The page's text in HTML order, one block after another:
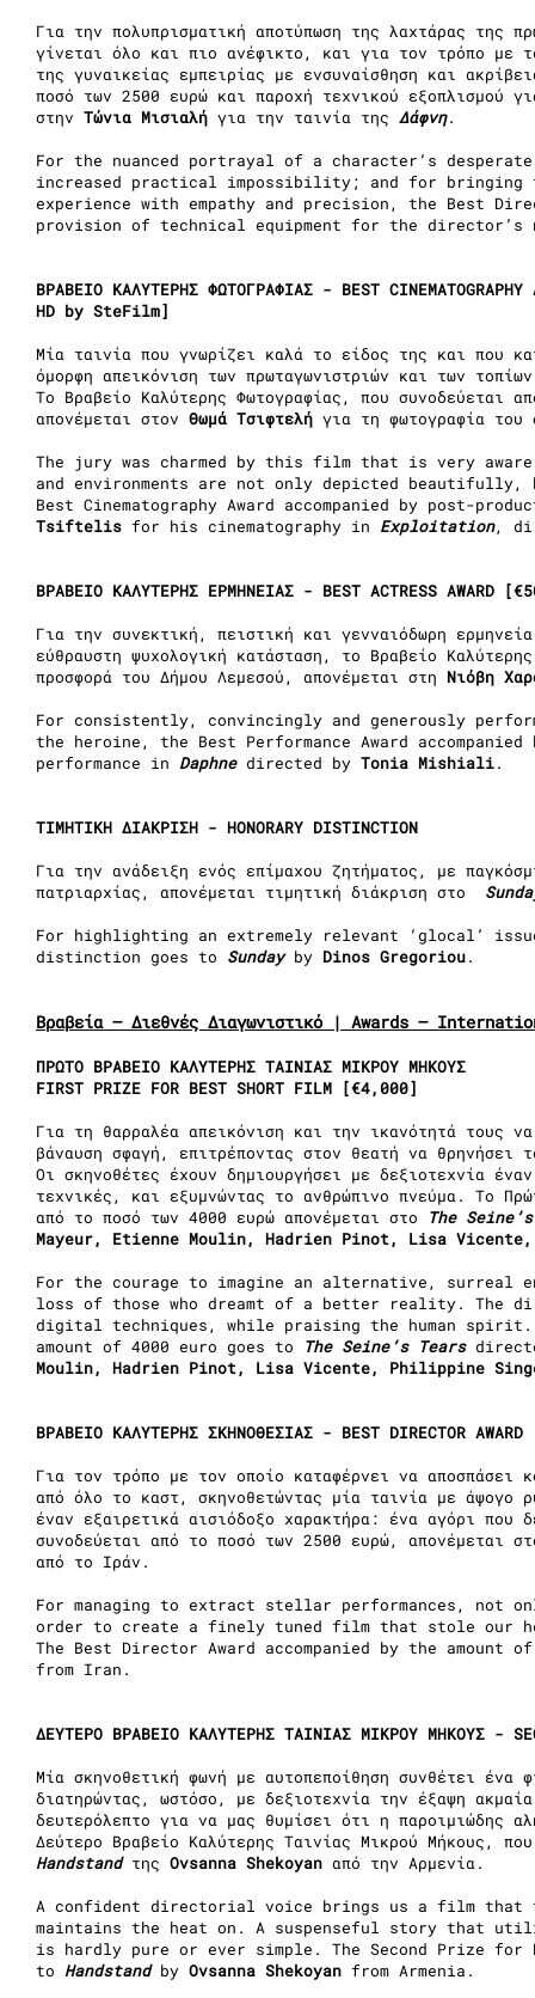
Για την πολυπρισματική αποτύπωση της λαχτάρας της
γίνεται όλο και πιο ανέφικτο, και για τον τρόπο με
της γυναικείας εμπειρίας με ενσυναίσθηση και
ποσό των 2500 ευρώ και παροχή τεχνικού εξοπλισμού
στην Τώνια Μισιαλή για την ταινία της Δάφνη.
For the nuanced portrayal of a character’s
increased practical impossibility; and for
experience with empathy and precision, the Best
provision of technical equipment for the
ΒΡΑΒΕΙΟ ΚΑΛΥΤΕΡΗΣ ΦΩΤΟΓΡΑΦΙΑΣ - BEST
HD by SteFilm]
Μία ταινία που γνωρίζει καλά το είδος της και που
όμορφη απεικόνιση των πρωταγωνιστριών και των
Το Βραβείο Καλύτερης Φωτογραφίας, που
απονέμεται στον Θωμά Τσιφτελή για τη φωτογραφία
The jury was charmed by this film that is very
and environments are not only depicted
Best Cinematography Award accompanied by post-
Tsiftelis for his cinematography in Exploitation,
ΒΡΑΒΕΙΟ ΚΑΛΥΤΕΡΗΣ ΕΡΜΗΝΕΙΑΣ - BEST ACTRESS
Για την συνεκτική, πειστική και γενναιόδωρη
εύθραυστη ψυχολογική κατάσταση, το Βραβείο
προσφορά του Δήμου Λεμεσού, απονέμεται στη Νιόβη
For consistently, convincingly and generously
the heroine, the Best Performance Award
performance in Daphnedirected by Tonia Mishiali.
ΤΙΜΗΤΙΚΗ ΔΙΑΚΡΙΣΗ - HONORARY DISTINCTION
Για την ανάδειξη ενός επίμαχου ζητήματος, με
πατριαρχίας, απονέμεται τιμητική διάκριση στο
For highlighting an extremely relevant ‘glocal’
distinction goes to Sundayby Dinos Gregoriou.
Βραβεία – Διεθνές Διαγωνιστικό | Awards –
ΠΡΩΤΟ ΒΡΑΒΕΙΟ ΚΑΛΥΤΕΡΗΣ ΤΑΙΝΙΑΣ ΜΙΚΡΟΥ ΜΗΚΟΥΣ
FIRST PRIZE FOR BEST SHORT FILM [€4,000]
Για τη θαρραλέα απεικόνιση και την ικανότητά τους
βάναυση σφαγή, επιτρέποντας στον θεατή να θρηνήσει
Οι σκηνοθέτες έχουν δημιουργήσει με δεξιοτεχνία
τεχνικές, και εξυμνώντας το ανθρώπινο πνεύμα. Το
από το ποσό των 4000 ευρώ απονέμεται στο
The
Mayeur, Etienne Moulin, Hadrien Pinot, Lisa
For the courage to imagine an alternative, surreal
loss of those who dreamt of a better reality. The
digital techniques, while praising the human
amount of 4000 euro goes to
The Seine’s Tears
Moulin, Hadrien Pinot, Lisa Vicente, Philippine
ΒΡΑΒΕΙΟ ΚΑΛΥΤΕΡΗΣ ΣΚΗΝΟΘΕΣΙΑΣ - BEST DIRECTOR
Για τον τρόπο με τον οποίο καταφέρνει να αποσπάσει
από όλο το καστ, σκηνοθετώντας μία ταινία με άψογο
έναν εξαιρετικά αισιόδοξο χαρακτήρα: ένα αγόρι
συνοδεύεται από το ποσό των 2500 ευρώ, απονέμεται
από το Ιράν.
For managing to extract stellar performances,
order to create a finely tuned film that stole our
The Best Director Award accompanied by the amount
from Iran.
ΔΕΥΤΕΡΟ ΒΡΑΒΕΙΟ ΚΑΛΥΤΕΡΗΣ ΤΑΙΝΙΑΣ ΜΙΚΡΟΥ ΜΗΚΟΥΣ -
Μία σκηνοθετική φωνή με αυτοπεποίθηση συνθέτει
διατηρώντας, ωστόσο, με δεξιοτεχνία την έξαψη
δευτερόλεπτο για να μας θυμίσει ότι η παροιμιώδης
Δεύτερο Βραβείο Καλύτερης Ταινίας Μικρού Μήκους,
Handstandτης Ovsanna Shekoyan από την Αρμενία.
A confident directorial voice brings us a film that
maintains the heat on. A suspenseful story that
is hardly pure or ever simple. The Second Prize for
to Handstandby Ovsanna Shekoyan from Armenia.